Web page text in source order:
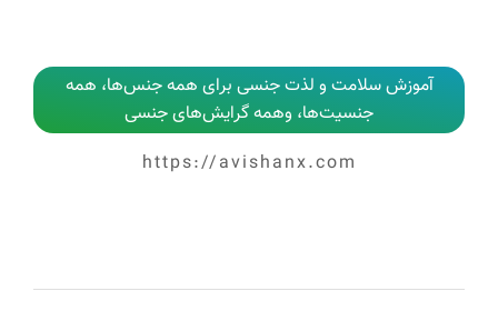
آموزش سلامت و لذت جنسی برای همه جنس‌ها، همه
جنسیت‌ها، وهمه گرایش‌های جنسی
https://avishanx.com